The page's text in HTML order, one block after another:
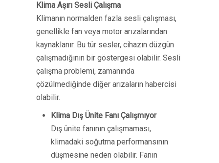
Klima Aşırı Sesli Çalışma
Klimanın normalden fazla sesli çalışması,
genellikle fan veya motor arızalarından
kaynaklanır. Bu tür sesler, cihazın düzgün
çalışmadığının bir göstergesi olabilir. Sesli
çalışma problemi, zamanında
çözülmediğinde diğer arızaların habercisi
olabilir.
Klima Dış Ünite Fanı Çalışmıyor
Dış ünite fanının çalışmaması,
klimadaki soğutma performansının
düşmesine neden olabilir. Fanın